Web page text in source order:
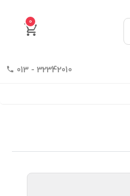
0
32342010 - 013